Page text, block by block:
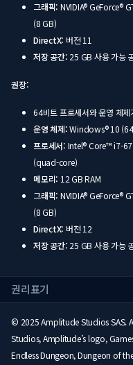
그래픽: NVIDIA® GeForce®
(8 GB)
DirectX: 버전 11
저장 공간: 25 GB 사용 가능
권장:
64비트 프로세서와 운영 체제
운영 체제:Windows® 10
프로세서: Intel® Core™ i7-
(quad-core)
메모리: 12 GB RAM
그래픽: NVIDIA® GeForce®
(8 GB)
DirectX: 버전 12
저장 공간: 25 GB 사용 가능
권리표기
© 2025 Amplitude Studios SAS.
Studios, Amplitude’s logo,
Endless Dungeon, Dungeon of